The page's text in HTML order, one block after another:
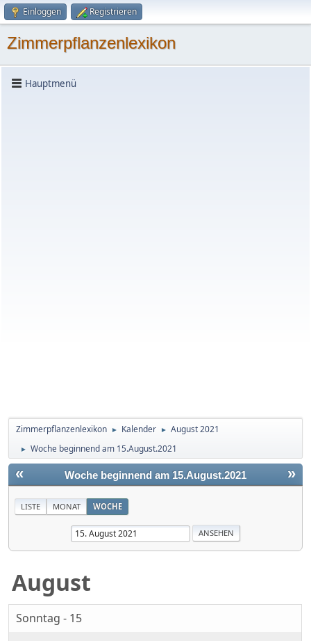
Einloggen Registrieren
Zimmerpflanzenlexikon
Hauptmenü
Zimmerpflanzenlexikon ► Kalender ► August 2021
► Woche beginnend am 15.August.2021
« »
Woche beginnend am 15.August.2021
LISTE MONAT WOCHE
August
Sonntag - 15